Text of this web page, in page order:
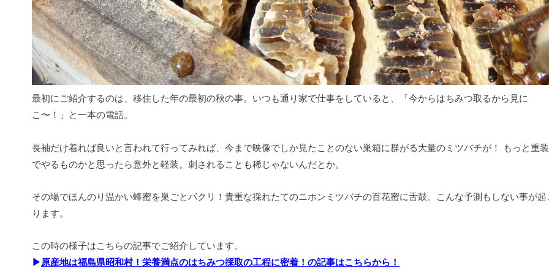
最初にご紹介するのは、移住した年の最初の秋の事。いつも通り家で仕事をしていると、「今からはちみつ取るから見に
こ〜！」と一本の電話。
長袖だけ着れば良いと言われて行ってみれば、今まで映像でしか見たことのない巣箱に群がる大量のミツバチが！ もっと重
でやるものかと思ったら意外と軽装。刺されることも稀じゃないんだとか。
その場でほんのり温かい蜂蜜を巣ごとパクリ！貴重な採れたてのニホンミツバチの百花蜜に舌鼓。こんな予測もしない事が起
ります。
この時の様子はこちらの記事でご紹介しています。
▶原産地は福島県昭和村！栄養満点のはちみつ採取の工程に密着！の記事はこちらから！